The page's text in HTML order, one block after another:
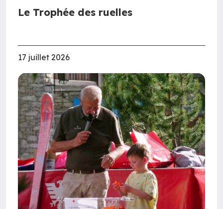
Le Trophée des ruelles
17 juillet 2026